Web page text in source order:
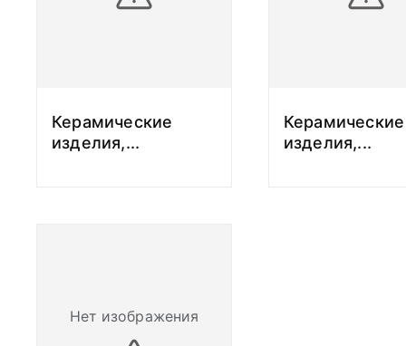
Керамические
изделия,...
Керамические
изделия,...
Нет изображения